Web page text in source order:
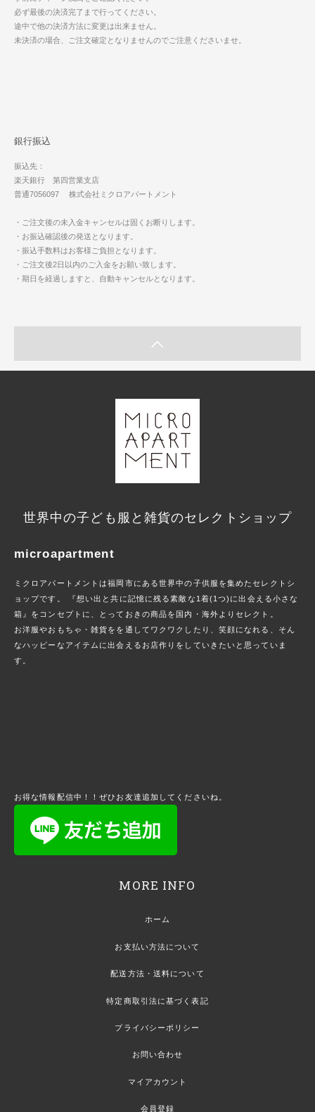
必ず最後の決済完了まで行ってください。
途中で他の決済方法に変更は出来ません。
未決済の場合、ご注文確定となりませんのでご注意くださいませ。
銀行振込
振込先：
楽天銀行 第四営業支店
普通7056097 株式会社ミクロアパートメント
・ご注文後の未入金キャンセルは固くお断りします。
・お振込確認後の発送となります。
・振込手数料はお客様ご負担となります。
・ご注文後2日以内のご入金をお願い致します。
・期日を経過しますと、自動キャンセルとなります。
世界中の子ども服と雑貨のセレクトショップ
microapartment
ミクロアパートメントは福岡市にある世界中の子供服を集めたセレクトシ
ョップです。 『想い出と共に記憶に残る素敵な1着(1つ)に出会える小さな
箱』をコンセプトに、とっておきの商品を国内・海外よりセレクト。
お洋服やおもちゃ・雑貨をを通してワクワクしたり、笑顔になれる、そん
なハッピーなアイテムに出会えるお店作りをしていきたいと思っていま
す。
お得な情報配信中！！ぜひお友達追加してくださいね。
MORE INFO
ホーム
お支払い方法について
配送方法・送料について
特定商取引法に基づく表記
プライバシーポリシー
お問い合わせ
マイアカウント
会員登録